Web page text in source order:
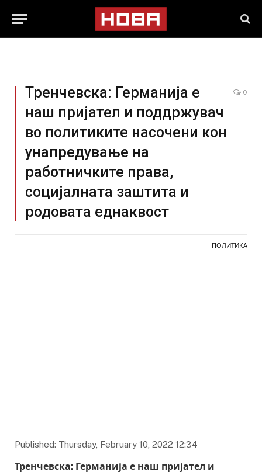
Тренчевска: Германија е
наш пријател и поддржувач
во политиките насочени кон
унапредување на
работничките права,
социјалната заштита и
родовата еднаквост
0
ПОЛИТИКА
Published: Thursday, February 10, 2022 12:34
Тренчевска: Германија е наш пријател и